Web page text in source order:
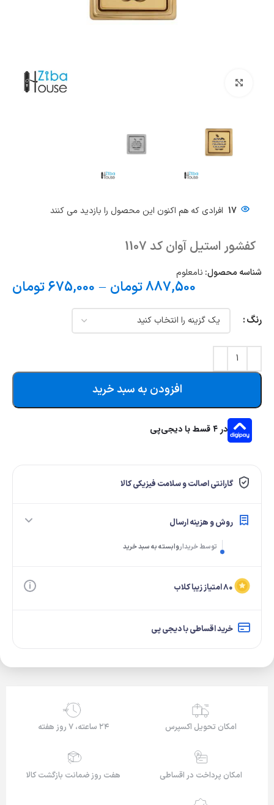
17 افرادی که هم اکنون این محصول را بازدید می کنند
کفشور استیل آوان کد 1107
شناسه محصول: نامعلوم
887,500تومان –
675,000تومان
رنگ
افزودن به سبد خرید
در ۴ قسط با دیجی‌پی
گارانتی اصالت و سلامت فیزیکی کالا
روش و هزینه ارسال
توسط خریداروابسته به سبد خرید
۸۰ امتیاز زیبا کلاب
خرید اقساطی با دیجی پی
امکان تحویل اکسپرس
24/7
۲۴ ساعته، ۷ روز هفته
امکان پرداخت در اقساطی هفت روز ضمانت بازگشت کالا